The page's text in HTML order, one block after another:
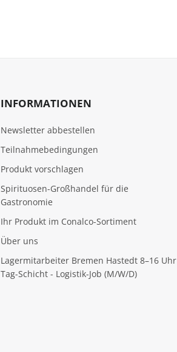
INFORMATIONEN
Newsletter abbestellen
Teilnahmebedingungen
Produkt vorschlagen
Spirituosen-Großhandel für die
Gastronomie
Ihr Produkt im Conalco-Sortiment
Über uns
Lagermitarbeiter Bremen Hastedt 8–16 Uhr
Tag-Schicht - Logistik-Job (M/W/D)